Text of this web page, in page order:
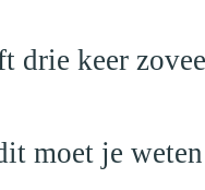
drie keer
moet je weten